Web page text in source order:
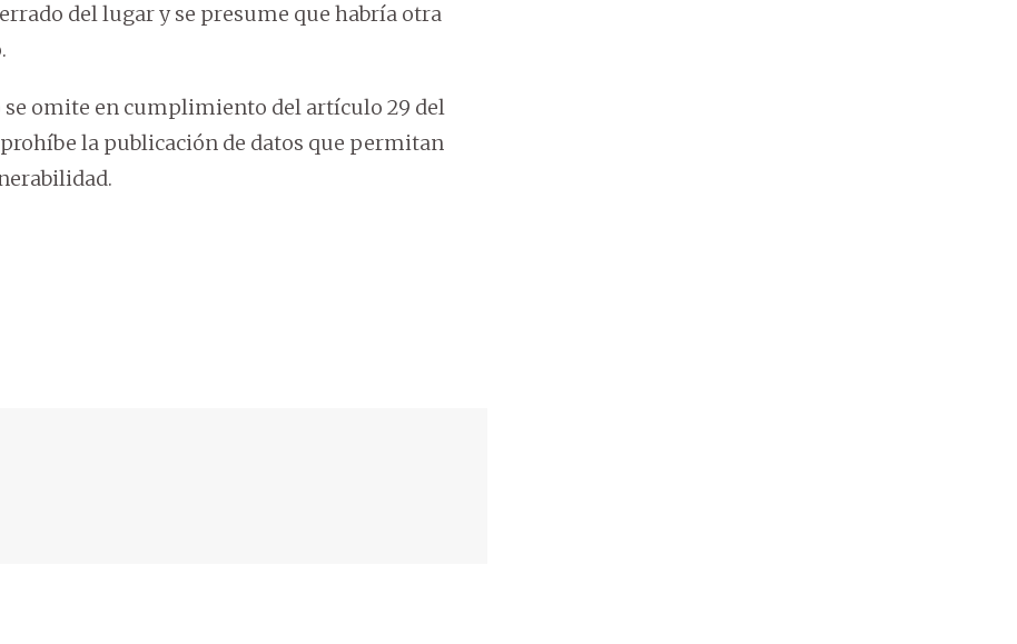
del lugar y se presume que habría otra
omite en cumplimiento del artículo 29 del
la publicación de datos que permitan